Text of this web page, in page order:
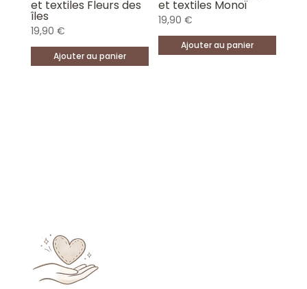
et textiles Fleurs des
îles
19,90 €
Ajouter au panier
et textiles Monoï
19,90€
Ajouter au panier